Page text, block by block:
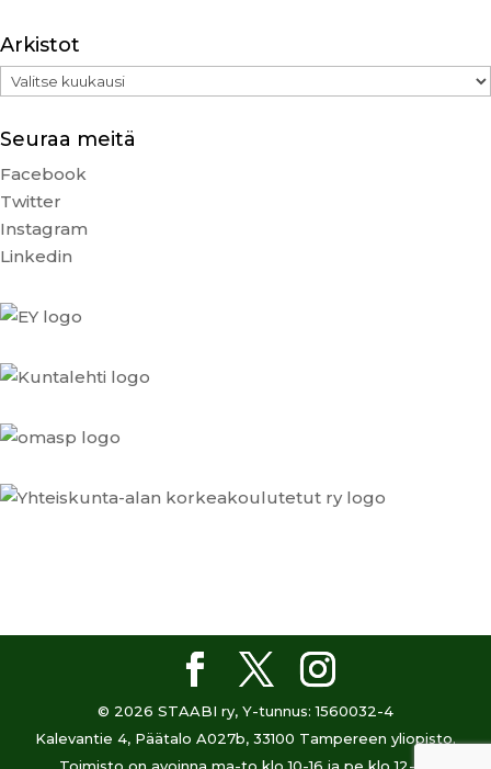
Arkistot
Arkistot
Seuraa meitä
Facebook
Twitter
Instagram
Linkedin
© 2026 STAABI ry, Y-tunnus: 1560032-4
Kalevantie 4, Päätalo A027b, 33100 Tampereen yliopisto.